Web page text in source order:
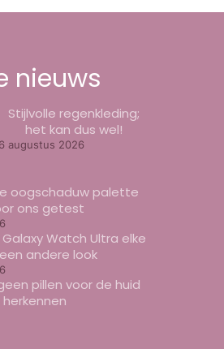
nieuws
Stijlvolle regenkleding;
het kan dus wel!
6 augustus 2026
oogschaduw palette
ons getest
Watch Ultra elke
andere look
pillen voor de huid
herkennen